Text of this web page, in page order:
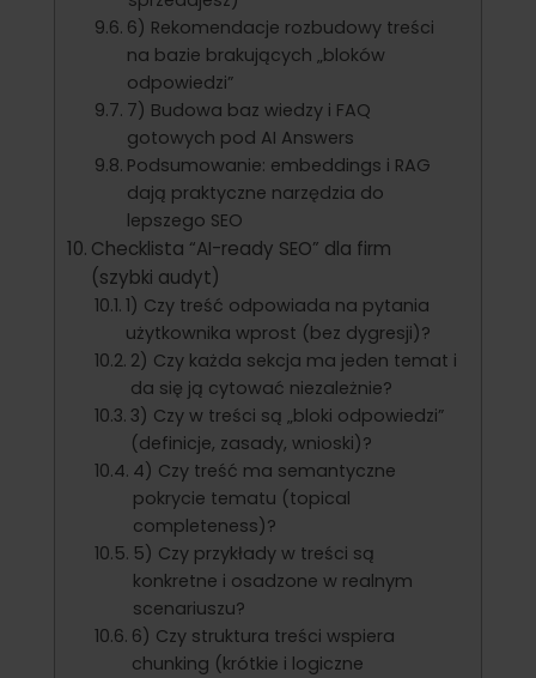
6) Rekomendacje rozbudowy treści
na bazie brakujących „bloków
odpowiedzi”
7) Budowa baz wiedzy i FAQ
gotowych pod AI Answers
Podsumowanie: embeddings i RAG
dają praktyczne narzędzia do
lepszego SEO
Checklista “AI-ready SEO” dla firm
(szybki audyt)
1) Czy treść odpowiada na pytania
użytkownika wprost (bez dygresji)?
2) Czy każda sekcja ma jeden temat i
da się ją cytować niezależnie?
3) Czy w treści są „bloki odpowiedzi”
(definicje, zasady, wnioski)?
4) Czy treść ma semantyczne
pokrycie tematu (topical
completeness)?
5) Czy przykłady w treści są
konkretne i osadzone w realnym
scenariuszu?
6) Czy struktura treści wspiera
chunking (krótkie i logiczne